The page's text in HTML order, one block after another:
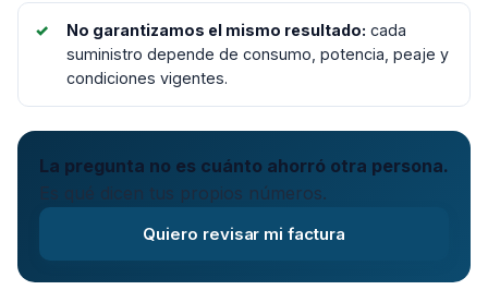
No garantizamos el mismo resultado: cada
suministro depende de consumo, potencia, peaje y
condiciones vigentes.
La pregunta no es cuánto ahorró otra persona.
Es qué dicen tus propios números.
Quiero revisar mi factura